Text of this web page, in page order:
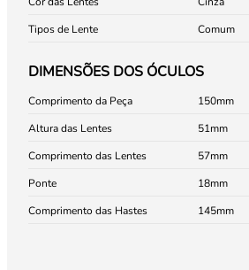
Tipos de Lente
Comum
DIMENSÕES DOS ÓCULOS
Comprimento da Peça
150
Altura das Lentes
51
Comprimento das Lentes
57
Ponte
18
Comprimento das Hastes
145